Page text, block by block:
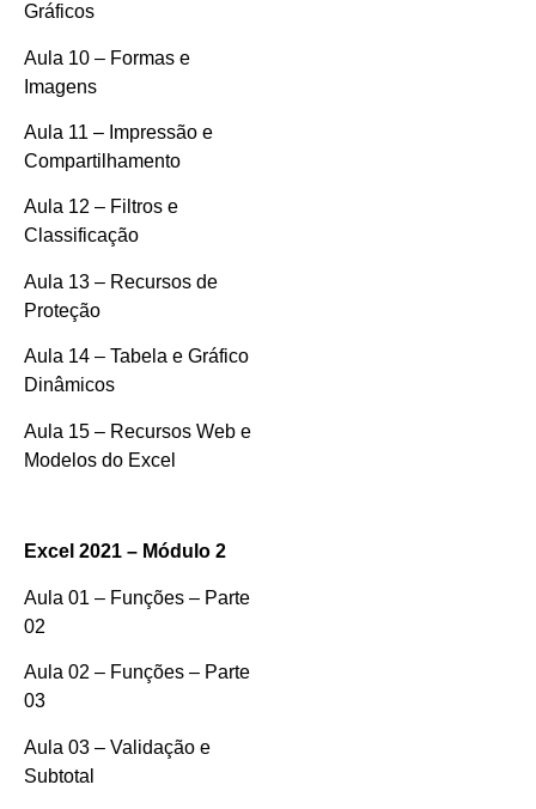
Gráficos
Aula 10 – Formas e
Imagens
Aula 11 – Impressão e
Compartilhamento
Aula 12 – Filtros e
Classificação
Aula 13 – Recursos de
Proteção
Aula 14 – Tabela e Gráfico
Dinâmicos
Aula 15 – Recursos Web e
Modelos do Excel
Excel 2021 – Módulo 2
Aula 01 – Funções – Parte
02
Aula 02 – Funções – Parte
03
Aula 03 – Validação e
Subtotal